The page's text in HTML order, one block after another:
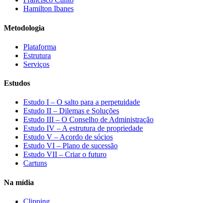
Hamilton Ibanes
Metodologia
Plataforma
Estrutura
Serviços
Estudos
Estudo I – O salto para a perpetuidade
Estudo II – Dilemas e Soluções
Estudo III – O Conselho de Administração
Estudo IV – A estrutura de propriedade
Estudo V – Acordo de sócios
Estudo VI – Plano de sucessão
Estudo VII – Criar o futuro
Cartuns
Na mídia
Clipping